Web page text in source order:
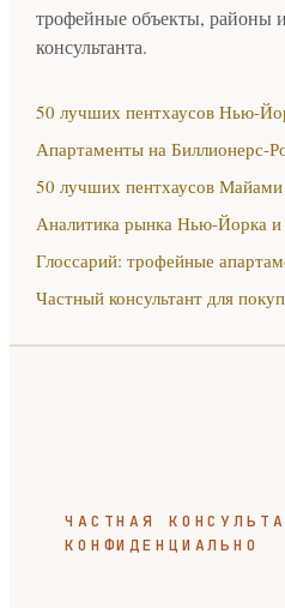
трофейные объекты, районы
консультанта.
50 лучших пентхаусов Нью-
Апартаменты на Биллионерс-
50 лучших пентхаусов Майами
Аналитика рынка Нью-Йорка
Глоссарий: трофейные
Частный консультант для
ЧАСТНАЯ
КОНФИДЕНЦИАЛЬНО